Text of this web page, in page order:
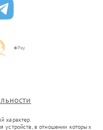
характер.
устройств, в отношении которых